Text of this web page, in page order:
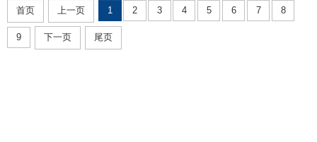
首页 上一页 1 2 3 4 5 6 7 8
9 下一页 尾页